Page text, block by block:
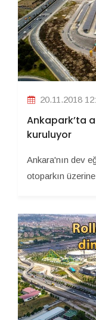
20.11.2018
Ankapark’ta
kuruluyor
Ankara'nın dev
otoparkın